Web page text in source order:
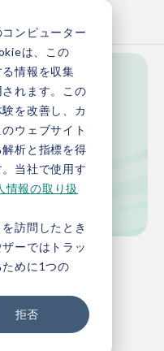
ンピューター
は、この
情報を収集
れます。この
を改善し、カ
ウェブサイト
析と指標を得
当社で使用す
情報の取り扱
訪問したとき
ーではトラッ
めに1つの
拒否